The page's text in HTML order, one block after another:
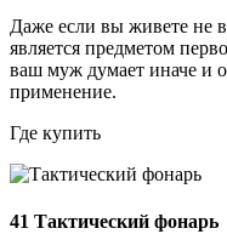
Даже если вы живете не
является предметом
ваш муж думает иначе и
применение.
Где купить
41 Тактический фонарь